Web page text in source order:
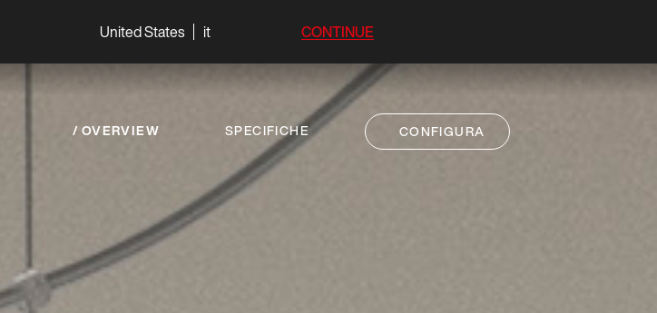
United States it CONTINUE
OVERVIEW SPECIFICHE CONFIGURA